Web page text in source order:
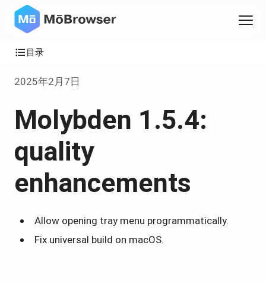
目录
2025年2月7日
Molybden 1.5.4:
quality
enhancements
Allow opening tray menu programmatically.
Fix universal build on macOS.